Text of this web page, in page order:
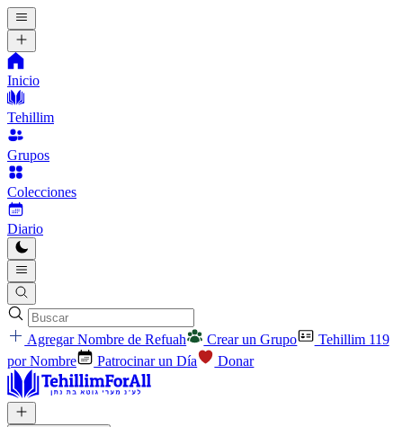
Inicio
Tehillim
Grupos
Colecciones
Diario
Agregar Nombre de Refuah Crear un Grupo
Tehillim 119
por Nombre
Patrocinar un Día Donar